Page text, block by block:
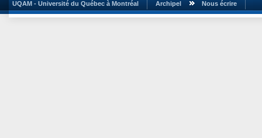
UQAM - Université du Québec à Montréal Archipel Nous écrire